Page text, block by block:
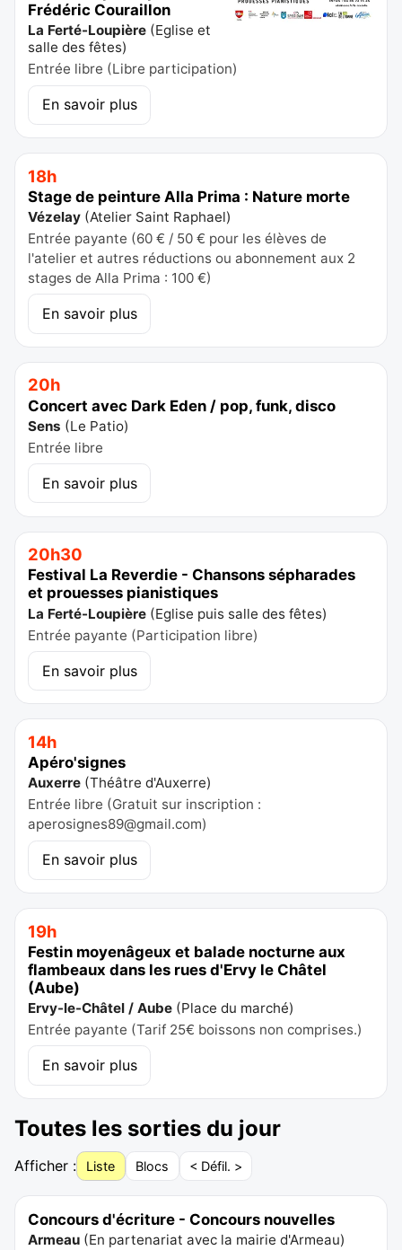
Frédéric Couraillon
La Ferté-Loupière (Eglise et
salle des fêtes)
Entrée libre (Libre participation)
En savoir plus
18h
Stage de peinture Alla Prima : Nature morte
Vézelay (Atelier Saint Raphael)
Entrée payante (60 € / 50 € pour les élèves de
l'atelier et autres réductions ou abonnement aux 2
stages de Alla Prima : 100 €)
En savoir plus
20h
Concert avec Dark Eden / pop, funk, disco
Sens (Le Patio)
Entrée libre
En savoir plus
20h30
Festival La Reverdie - Chansons sépharades
et prouesses pianistiques
La Ferté-Loupière (Eglise puis salle des fêtes)
Entrée payante (Participation libre)
En savoir plus
14h
Apéro'signes
Auxerre (Théâtre d'Auxerre)
Entrée libre (Gratuit sur inscription :
aperosignes89@gmail.com)
En savoir plus
19h
Festin moyenâgeux et balade nocturne aux
flambeaux dans les rues d'Ervy le Châtel
(Aube)
Ervy-le-Châtel / Aube (Place du marché)
Entrée payante (Tarif 25€ boissons non comprises.)
En savoir plus
Toutes les sorties du jour
Afficher : Liste Blocs < Défil. >
Concours d'écriture - Concours nouvelles
Armeau (En partenariat avec la mairie d'Armeau)